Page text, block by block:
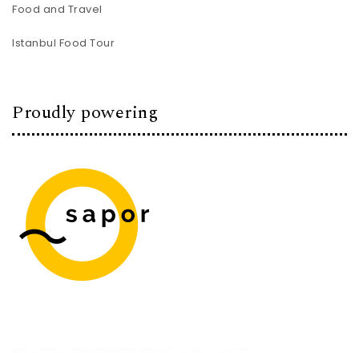
Food and Travel
Istanbul Food Tour
Proudly powering